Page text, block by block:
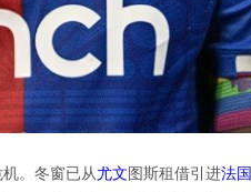
。冬窗已从尤文图斯租借引进法国